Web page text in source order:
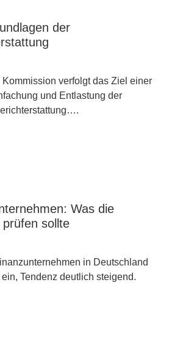
der
verfolgt das Ziel einer
und Entlastung der
Was die
sollte
in Deutschland
Tendenz deutlich steigend.